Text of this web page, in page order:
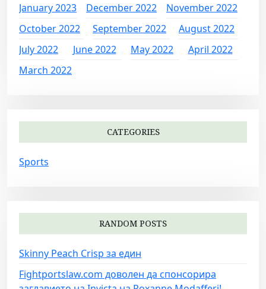
January 2023
December 2022
November 2022
October 2022
September 2022
August 2022
July 2022
June 2022 May 2022
April 2022
March 2022
CATEGORIES
Sports
RANDOM POSTS
Skinny Peach Crisp за един
Fightportslaw.com доволен да спонсорира